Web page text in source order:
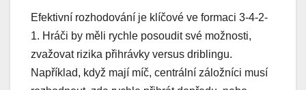
Efektivní rozhodování je klíčové ve formaci 3-4-2-
1. Hráči by měli rychle posoudit své možnosti,
zvažovat rizika přihrávky versus driblingu.
Například, když mají míč, centrální záložníci musí